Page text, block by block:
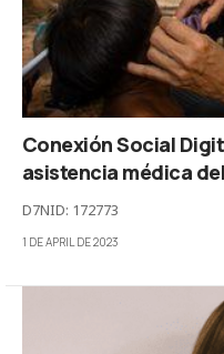
Conexión Social
asistencia médica
D7NID: 172773
1 DE APRIL DE 2023